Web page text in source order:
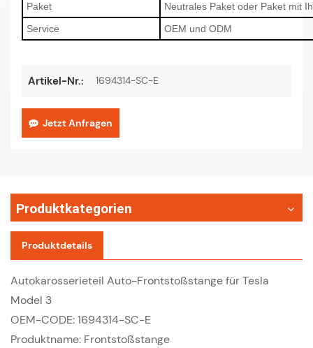
Paket
Neutrales Paket oder Paket mit
Service
OEM und ODM
Artikel-Nr.: 1694314-SC-E
Jetzt Anfragen
Produktkategorien
Produktdetails
Autokarosserieteil Auto-Frontstoßstange für Tesla
Model 3
OEM-CODE: 1694314-SC-E
Produktname: Frontstoßstange